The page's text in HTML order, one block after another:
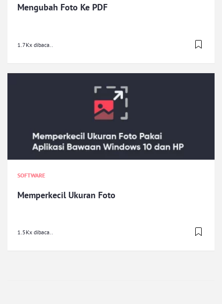
Mengubah Foto Ke PDF
1.7Kx dibaca..
SOFTWARE
Memperkecil Ukuran Foto
1.5Kx dibaca..